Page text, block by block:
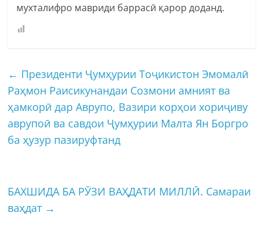
мухталифро мавриди баррасӣ қарор доданд.
← Президенти Ҷумҳурии Тоҷикистон Эмомалӣ
Раҳмон Раисикунандаи Созмони амният ва
ҳамкорӣ дар Аврупо, Вазири корҳои хориҷиву
аврупоӣ ва савдои Ҷумҳурии Малта Ян Боргро
ба ҳузур пазируфтанд
БАХШИДА БА РӮЗИ ВАҲДАТИ МИЛЛӢ. Самараи
ваҳдат →